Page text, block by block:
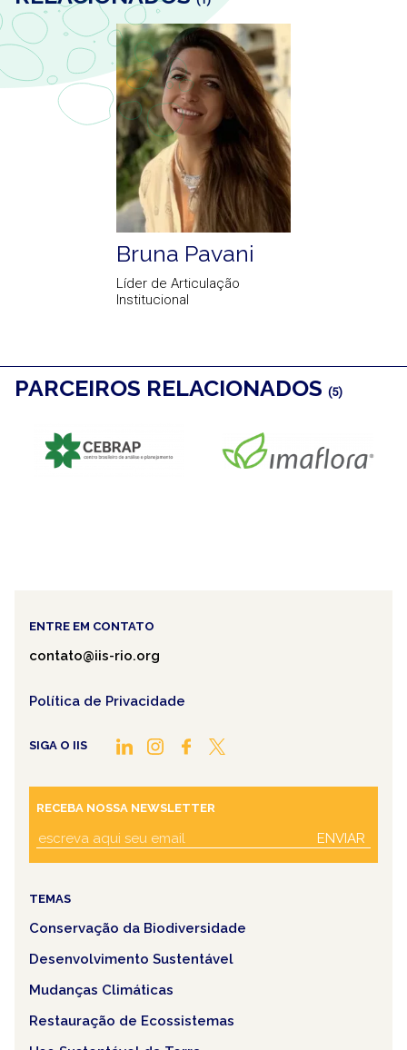
Bruna Pavani
Líder de Articulação
Institucional
PARCEIROS RELACIONADOS (5)
ENTRE EM CONTATO
contato@iis-rio.org
Política de Privacidade
SIGA O IIS
RECEBA NOSSA NEWSLETTER
ENVIAR
TEMAS
Conservação da Biodiversidade
Desenvolvimento Sustentável
Mudanças Climáticas
Restauração de Ecossistemas